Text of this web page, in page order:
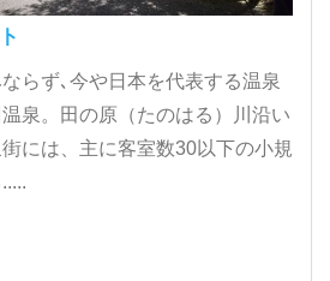
らず､今や日本を代表する温泉
泉。田の原（たのはる）川沿い
には、主に客室数30以下の小規